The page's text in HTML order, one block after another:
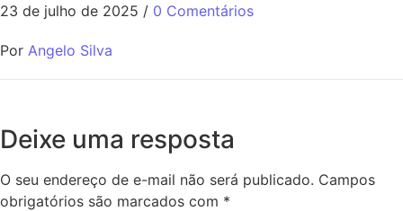
23 de julho de 2025 / 0 Comentários
Por Angelo Silva
Deixe uma resposta
O seu endereço de e-mail não será publicado. Campos
obrigatórios são marcados com *